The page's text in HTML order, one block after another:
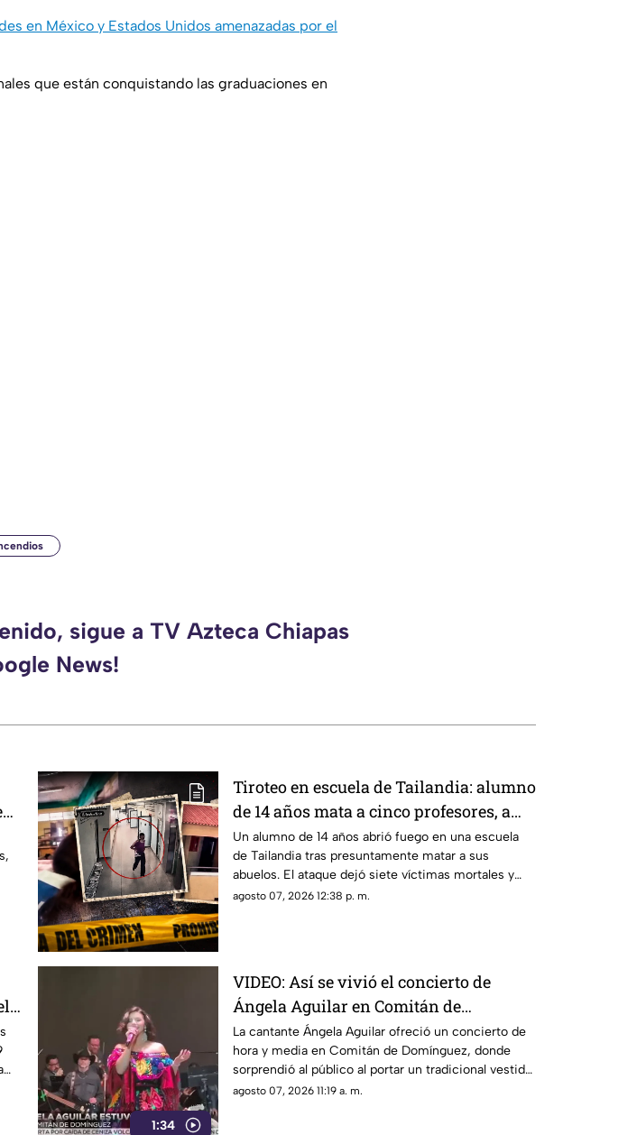
en México y Estados Unidos amenazadas por el
que están conquistando las graduaciones en
sigue a TV Azteca Chiapas
News!
Tiroteo en escuela de Tailandia: alumno
de 14 años mata a cinco profesores, a
sus abuelos y deja decenas de heridos
Un alumno de 14 años abrió fuego en una escuela
de Tailandia tras presuntamente matar a sus
abuelos. El ataque dejó siete víctimas mortales y
decenas de heridos.
agosto 07, 2026 12:38 p. m.
1:34
VIDEO: Así se vivió el concierto de
Ángela Aguilar en Comitán de
Domínguez, Chiapas
La cantante Ángela Aguilar ofreció un concierto de
hora y media en Comitán de Domínguez, donde
sorprendió al público al portar un tradicional vestido
chiapaneco.
agosto 07, 2026 11:19 a. m.